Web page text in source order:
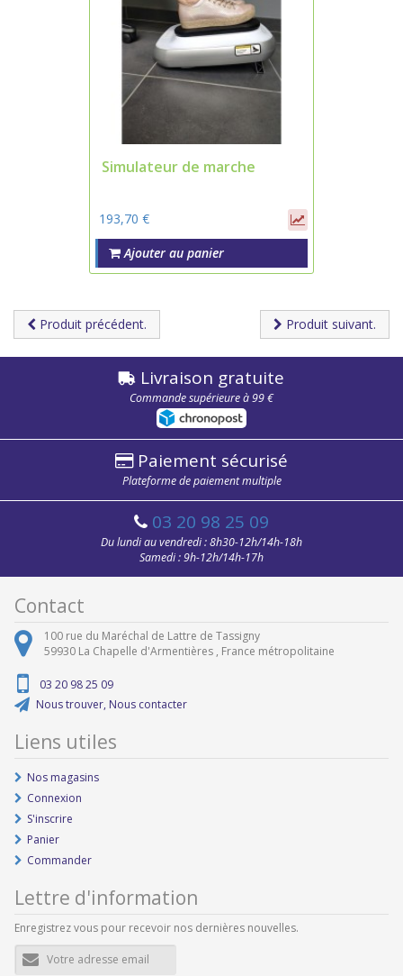
Simulateur de marche
193,70 €
Ajouter au panier
Produit précédent. Produit suivant.
Livraison gratuite
Commande supérieure à 99 €
Paiement sécurisé
Plateforme de paiement multiple
03 20 98 25 09
Du lundi au vendredi : 8h30-12h/14h-18h
Samedi : 9h-12h/14h-17h
Contact
100 rue du Maréchal de Lattre de Tassigny
59930 La Chapelle d'Armentières , France métropolitaine
03 20 98 25 09
Nous trouver, Nous contacter
Liens utiles
Nos magasins
Connexion
S'inscrire
Panier
Commander
Lettre d'information
Enregistrez vous pour recevoir nos dernières nouvelles.
Adresse
e-